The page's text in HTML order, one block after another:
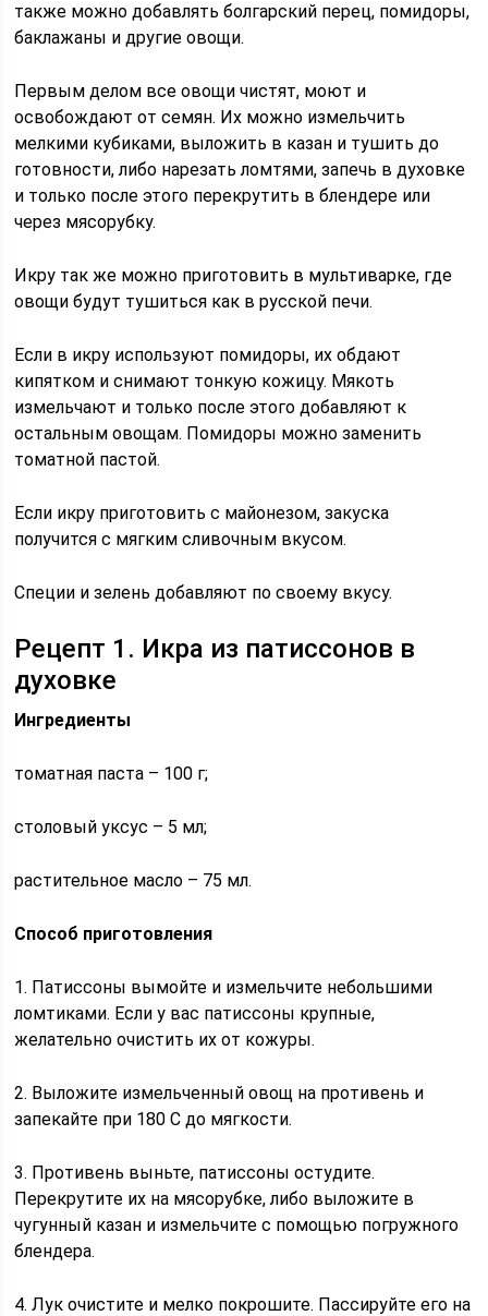
также можно добавлять болгарский перец, помидоры,
баклажаны и другие овощи.
Первым делом все овощи чистят, моют и
освобождают от семян. Их можно измельчить
мелкими кубиками, выложить в казан и тушить до
готовности, либо нарезать ломтями, запечь в духовке
и только после этого перекрутить в блендере или
через мясорубку.
Икру так же можно приготовить в мультиварке, где
овощи будут тушиться как в русской печи.
Если в икру используют помидоры, их обдают
кипятком и снимают тонкую кожицу. Мякоть
измельчают и только после этого добавляют к
остальным овощам. Помидоры можно заменить
томатной пастой.
Если икру приготовить с майонезом, закуска
получится с мягким сливочным вкусом.
Специи и зелень добавляют по своему вкусу.
Рецепт 1. Икра из патиссонов в
духовке
Ингредиенты
томатная паста – 100 г;
столовый уксус – 5 мл;
растительное масло – 75 мл.
Способ приготовления
1. Патиссоны вымойте и измельчите небольшими
ломтиками. Если у вас патиссоны крупные,
желательно очистить их от кожуры.
2. Выложите измельченный овощ на противень и
запекайте при 180 С до мягкости.
3. Противень выньте, патиссоны остудите.
Перекрутите их на мясорубке, либо выложите в
чугунный казан и измельчите с помощью погружного
блендера.
4. Лук очистите и мелко покрошите. Пассируйте его на